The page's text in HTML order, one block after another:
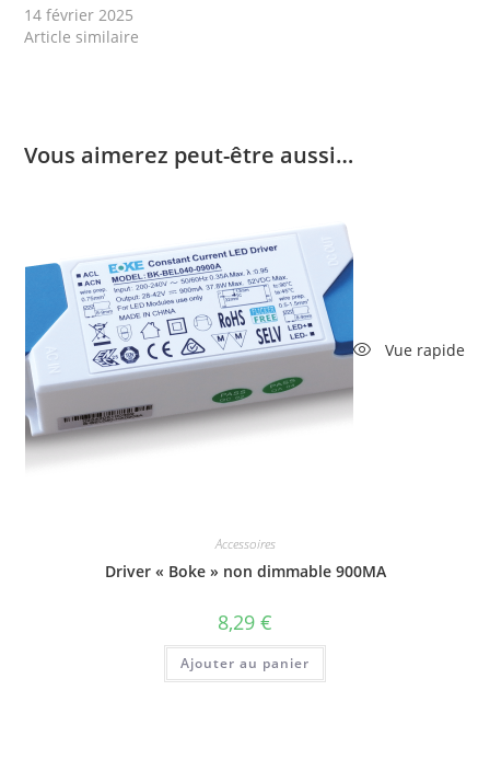
14 février 2025
Article similaire
Vous aimerez peut-être aussi…
Vue rapide
Accessoires
Driver « Boke » non dimmable 900MA
8,29 €
Ajouter au panier